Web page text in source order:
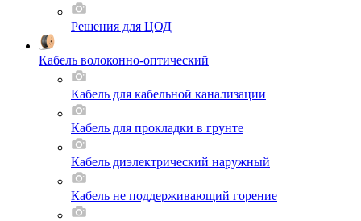
Решения для ЦОД
Кабель волоконно-оптический
Кабель для кабельной канализации
Кабель для прокладки в грунте
Кабель диэлектрический наружный
Кабель не поддерживающий горение